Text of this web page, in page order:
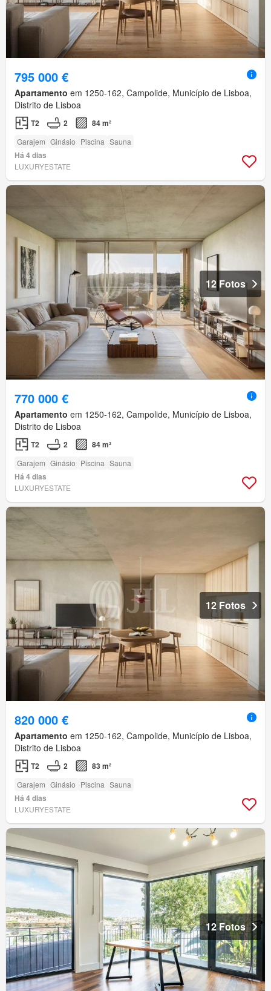
795 000 €
Apartamento em 1250-162, Campolide, Município de Lisboa,
Distrito de Lisboa
T2 2 84 m²
Garajem Ginásio Piscina Sauna
Há 4 dias
LUXURYESTATE
12 Fotos
770 000 €
Apartamento em 1250-162, Campolide, Município de Lisboa,
Distrito de Lisboa
T2 2 84 m²
Garajem Ginásio Piscina Sauna
Há 4 dias
LUXURYESTATE
12 Fotos
820 000 €
Apartamento em 1250-162, Campolide, Município de Lisboa,
Distrito de Lisboa
T2 2 83 m²
Garajem Ginásio Piscina Sauna
Há 4 dias
LUXURYESTATE
12 Fotos